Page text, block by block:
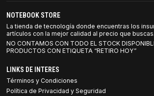
NOTEBOOK STORE
La tienda de tecnología donde encuentras los
artículos con la mejor calidad al precio que buscas.
NO CONTAMOS CON TODO EL STOCK
PRODUCTOS CON ETIQUETA “RETIRO HOY”
LINKS DE INTERES
Términos y Condiciones
Política de Privacidad y Seguridad